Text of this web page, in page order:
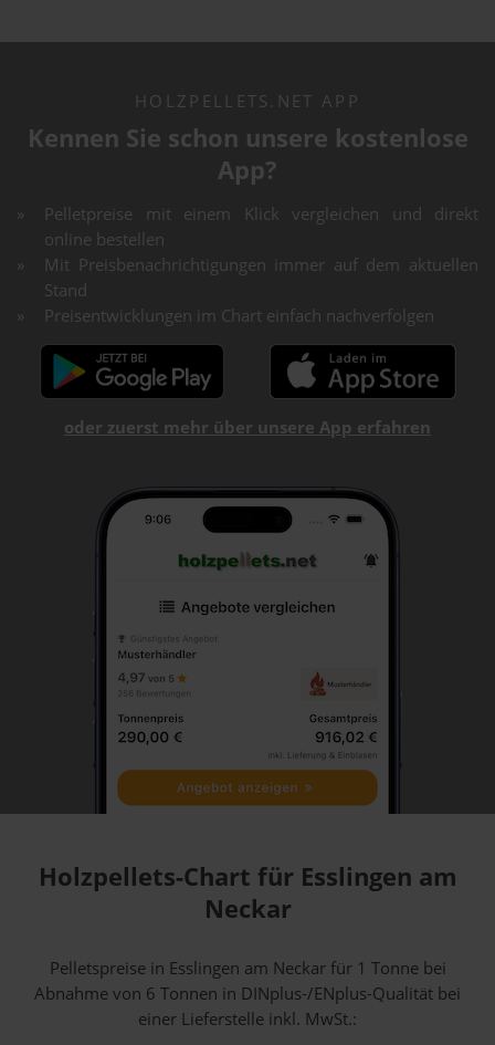
HOLZPELLETS.NET APP
Kennen Sie schon unsere kostenlose
App?
Pelletpreise mit einem Klick vergleichen und direkt
online bestellen
Mit Preisbenachrichtigungen immer auf dem aktuellen
Stand
Preisentwicklungen im Chart einfach nachverfolgen
oder zuerst mehr über unsere App erfahren
Holzpellets-Chart für Esslingen am
Neckar
Pelletspreise in Esslingen am Neckar für 1 Tonne bei
Abnahmevon 6 Tonnen in DINplus-/ENplus-Qualität bei
einer Lieferstelle inkl. MwSt.: